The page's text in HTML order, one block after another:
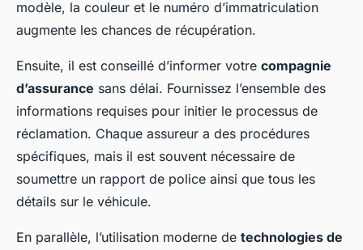
modèle, la couleur et le numéro d’immatriculation
augmente les chances de récupération.
Ensuite, il est conseillé d’informer votre compagnie
d’assurance sans délai. Fournissez l’ensemble des
informations requises pour initier le processus de
réclamation. Chaque assureur a des procédures
spécifiques, mais il est souvent nécessaire de
soumettre un rapport de police ainsi que tous les
détails sur le véhicule.
En parallèle, l’utilisation moderne de technologies de